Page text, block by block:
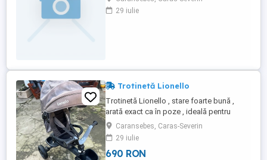
29 iulie
Trotinetă Lionello
Trotinetă Lionello , stare foarte bună ,
arată exact ca în poze , ideală pentru
plimbare , se poate folosi și ca bicicletă
,cu sac și copertină pentru soare .
Caransebes, Caras-Severin
29 iulie
690 RON